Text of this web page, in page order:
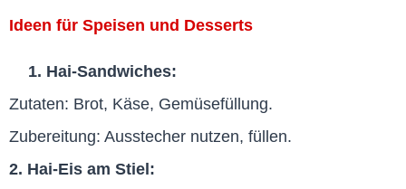
Ideen für Speisen und Desserts
1. Hai-Sandwiches:
Zutaten: Brot, Käse, Gemüsefüllung.
Zubereitung: Ausstecher nutzen, füllen.
2. Hai-Eis am Stiel: